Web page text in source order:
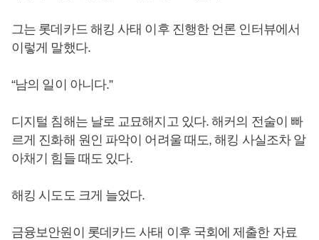
그는 롯데카드 해킹 사태 이후 진행한 언론 인터뷰에서
이렇게 말했다.
“남의 일이 아니다.”
디지털 침해는 날로 교묘해지고 있다. 해커의 전술이 빠
르게 진화해 원인 파악이 어려울 때도, 해킹 사실조차 알
아채기 힘들 때도 있다.
해킹 시도도 크게 늘었다.
금융보안원이 롯데카드 사태 이후 국회에 제출한 자료